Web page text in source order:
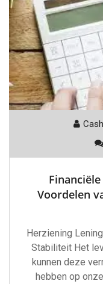
Voordelen
Herziening
Stabiliteit Het
kunnen deze
hebben op